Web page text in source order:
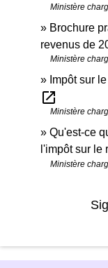
Ministère
Brochure
revenus de
Ministère
Impôt sur
open_in_new
Ministère
Qu'est-ce
l'impôt sur le
Ministère